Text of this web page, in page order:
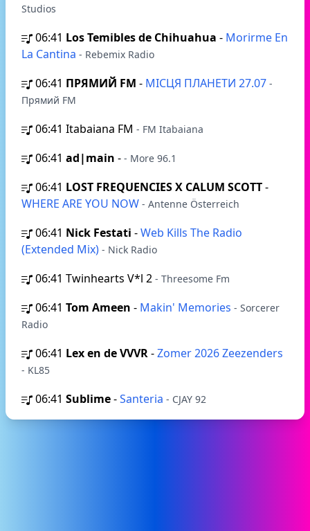
Studios
06:41 Los Temibles de Chihuahua - Morirme En
La Cantina - Rebemix Radio
06:41 ПРЯМИЙ FM - МІСЦЯ ПЛАНЕТИ 27.07 -
Прямий FM
06:41 Itabaiana FM - FM Itabaiana
06:41 ad|main - - More 96.1
06:41 LOST FREQUENCIES X CALUM SCOTT-
WHERE ARE YOU NOW - Antenne Österreich
06:41 Nick Festati -Web Kills The Radio
(Extended Mix) - Nick Radio
06:41 Twinhearts V*l 2 - Threesome Fm
06:41 Tom Ameen - Makin' Memories - Sorcerer
Radio
06:41 Lex en de VVVR-Zomer 2026 Zeezenders
- KL85
06:41 Sublime-Santeria - CJAY 92